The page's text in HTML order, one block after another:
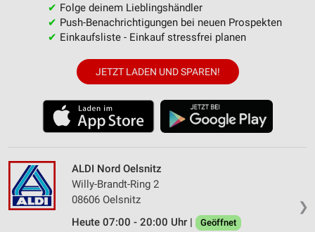
✔ Folge deinem Lieblingshändler
✔ Push-Benachrichtigungen bei neuen Prospekten
✔ Einkaufsliste - Einkauf stressfrei planen
JETZT LADEN UND SPAREN!
❯
ALDI Nord Oelsnitz
Willy-Brandt-Ring 2
08606 Oelsnitz
Heute 07:00 - 20:00 Uhr |
Geöffnet